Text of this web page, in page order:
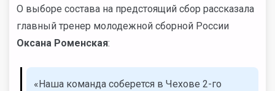
О выборе состава на предстоящий сбор рассказала
главный тренер молодежной сборной России
Оксана Роменская:
«Наша команда соберется в Чехове 2-го